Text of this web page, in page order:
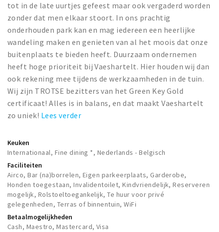
tot in de late uurtjes gefeest maar ook vergaderd worden
zonder dat men elkaar stoort. In ons prachtig
onderhouden park kan en mag iedereen een heerlijke
wandeling maken en genieten van al het moois dat onze
buitenplaats te bieden heeft. Duurzaam ondernemen
heeft hoge prioriteit bij Vaeshartelt. Hier houden wij dan
ook rekening mee tijdens de werkzaamheden in de tuin.
Wij zijn TROTSE bezitters van het Green Key Gold
certificaat! Alles is in balans, en dat maakt Vaeshartelt
zo uniek! Lees verder
Keuken
Internationaal, Fine dining *, Nederlands - Belgisch
Faciliteiten
Airco, Bar (na)borrelen, Eigen parkeerplaats, Garderobe,
Honden toegestaan, Invalidentoilet, Kindvriendelijk, Reserveren
mogelijk, Rolstoeltoegankelijk, Te huur voor privé
gelegenheden, Terras of binnentuin, WiFi
Betaalmogelijkheden
Cash, Maestro, Mastercard, Visa